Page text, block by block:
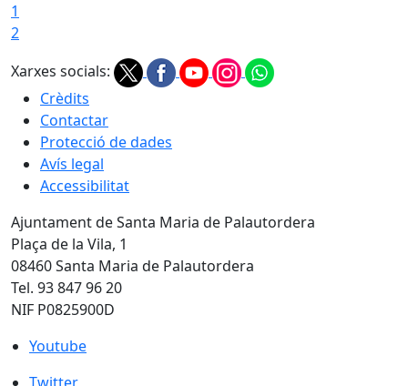
1
2
Xarxes socials:
Crèdits
Contactar
Protecció de dades
Avís legal
Accessibilitat
Ajuntament de Santa Maria de Palautordera
Plaça de la Vila, 1
08460 Santa Maria de Palautordera
Tel. 93 847 96 20
NIF P0825900D
Youtube
Youtube
Twitter